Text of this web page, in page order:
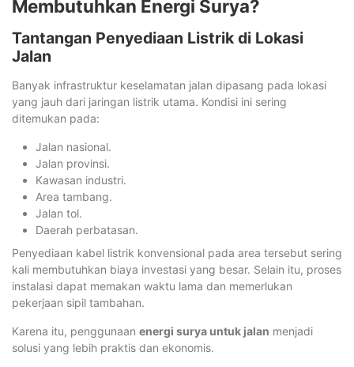
Membutuhkan Energi Surya?
Tantangan Penyediaan Listrik di Lokasi
Jalan
Banyak infrastruktur keselamatan jalan dipasang pada lokasi
yang jauh dari jaringan listrik utama. Kondisi ini sering
ditemukan pada:
Jalan nasional.
Jalan provinsi.
Kawasan industri.
Area tambang.
Jalan tol.
Daerah perbatasan.
Penyediaan kabel listrik konvensional pada area tersebut sering
kali membutuhkan biaya investasi yang besar. Selain itu, proses
instalasi dapat memakan waktu lama dan memerlukan
pekerjaan sipil tambahan.
Karena itu, penggunaan energi surya untuk jalan menjadi
solusi yang lebih praktis dan ekonomis.